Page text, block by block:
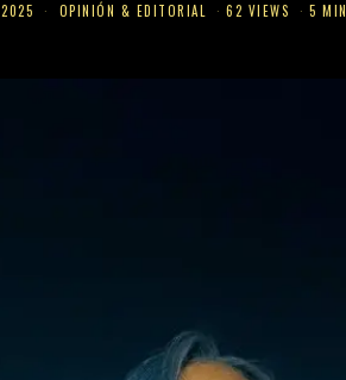
OPINIÓN & EDITORIAL 62 VIEWS 5